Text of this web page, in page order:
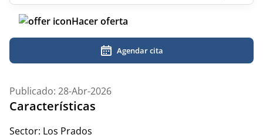
Hacer oferta
Agendar cita
Publicado: 28-Abr-2026
Características
Sector: Los Prados